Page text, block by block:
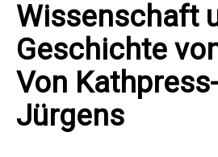
Wissenschaft
Geschichte
Von
Jürgens